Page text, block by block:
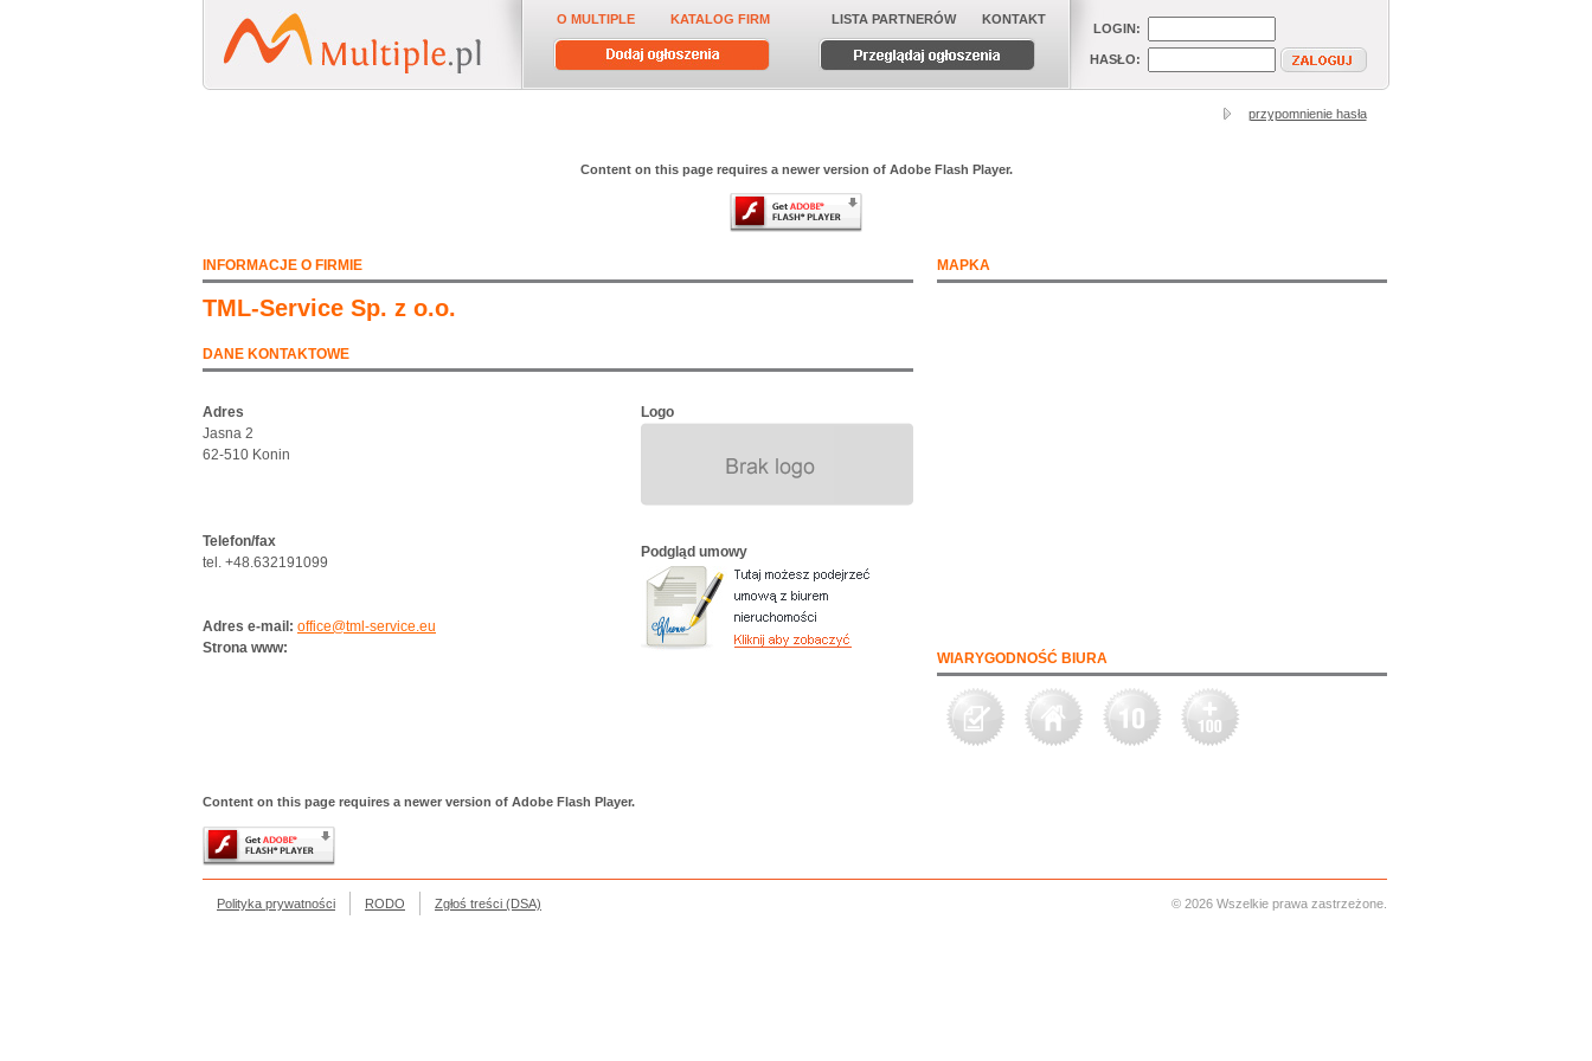
O MULTIPLE KATALOG FIRM LISTA PARTNERÓW KONTAKT
LOGIN:
HASŁO:
przypomnienie hasła
Content on this page requires a newer version of Adobe Flash Player.
INFORMACJE O FIRMIE
TML-Service Sp. z o.o.
DANE KONTAKTOWE
Adres
Jasna 2
62-510 Konin
Logo
Telefon/fax
tel. +48.632191099
Adres e-mail: office@tml-service.eu
Strona www:
Podgląd umowy
MAPKA
WIARYGODNOŚĆ BIURA
Content on this page requires a newer version of Adobe Flash Player.
Polityka prywatności RODO Zgłoś treści (DSA) © 2026 Wszelkie prawa zastrzeżone.